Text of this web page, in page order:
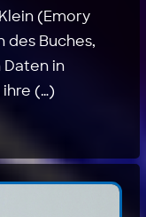
(Emory
des Buches,
in
(…)